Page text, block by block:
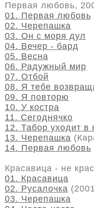
Первая любовь,
01. Первая любовь
02. Черепашка
03. Он с моря дул
04. Вечер - бард
05. Весна
06. Радужный мир
07. Отбой
08. Я тебе
09. Я повторю
10. У костра
11. Сегоднячко
12. Табор уходит в
13. Черепашка
14. Первая любовь
Красавица - не
01. Красавица
02. Русалочка
03. Черепашка